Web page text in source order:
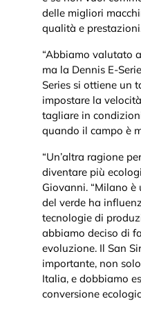
delle migliori
qualità e
“Abbiamo valutato
ma la Dennis E-
Series si ottiene un
impostare la
tagliare in
quando il campo è
“Un’altra ragione
diventare più
Giovanni. “Milano
del verde ha
tecnologie di
abbiamo deciso di
evoluzione. Il San
importante, non
Italia, e dobbiamo
conversione